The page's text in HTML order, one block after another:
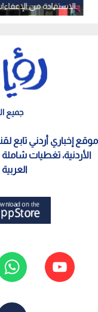
الاستفادة من
قبل انتهاء المهلة
جميع
موقع إخباري أردني تابع
الأردنية، تغطيات